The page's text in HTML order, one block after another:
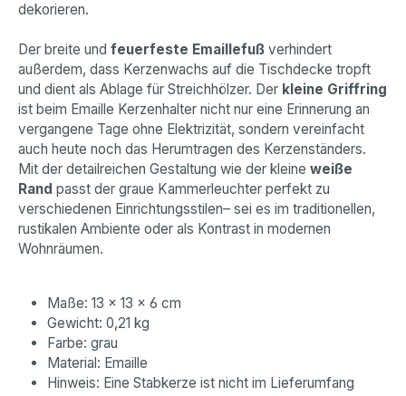
dekorieren.
Der breite und feuerfeste Emaillefuß verhindert
außerdem, dass Kerzenwachs auf die Tischdecke tropft
und dient als Ablage für Streichhölzer. Der kleine Griffring
ist beim Emaille Kerzenhalter nicht nur eine Erinnerung an
vergangene Tage ohne Elektrizität, sondern vereinfacht
auch heute noch das Herumtragen des Kerzenständers.
Mit der detailreichen Gestaltung wie der kleine weiße
Rand passt der graue Kammerleuchter perfekt zu
verschiedenen Einrichtungsstilen– sei es im traditionellen,
rustikalen Ambiente oder als Kontrast in modernen
Wohnräumen.
Maße: 13 x 13 x 6 cm
Gewicht: 0,21 kg
Farbe: grau
Material: Emaille
Hinweis: Eine Stabkerze ist nicht im Lieferumfang